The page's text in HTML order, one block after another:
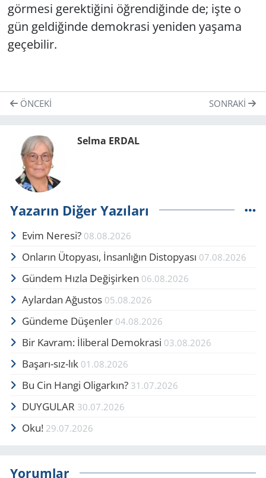
görmesi gerektiğini öğrendiğinde de; işte o
gün geldiğinde demokrasi yeniden yaşama
geçebilir.
ÖNCEKI SONRAKI
Selma ERDAL
Yazarın Diğer Yazıları
Evim Neresi? 08.08.2026
Onların Ütopyası, İnsanlığın Distopyası 07.08.2026
Gündem Hızla Değişirken 06.08.2026
Aylardan Ağustos 05.08.2026
Gündeme Düşenler 04.08.2026
Bir Kavram: İliberal Demokrasi 03.08.2026
Başarı-sız-lık 01.08.2026
Bu Cin Hangi Oligarkın? 31.07.2026
DUYGULAR 30.07.2026
Oku! 29.07.2026
Yorumlar